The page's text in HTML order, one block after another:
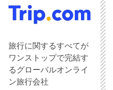
旅行に関するすべてが
ワンストップで完結す
るグローバルオンライ
ン旅行会社